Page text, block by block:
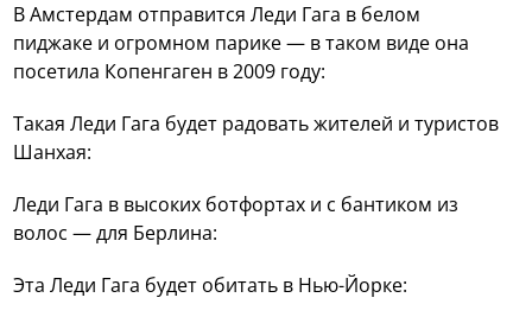
В Амстердам отправится Леди Гага в белом
пиджаке и огромном парике — в таком виде она
посетила Копенгаген в 2009 году:
Такая Леди Гага будет радовать жителей и туристов
Шанхая:
Леди Гага в высоких ботфортах и с бантиком из
волос — для Берлина:
Эта Леди Гага будет обитать в Нью-Йорке: